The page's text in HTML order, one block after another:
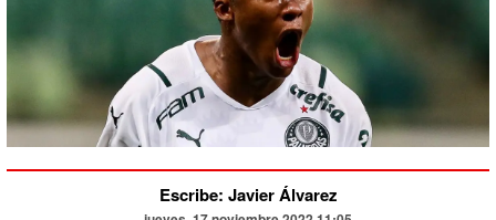
Escribe: Javier Álvarez